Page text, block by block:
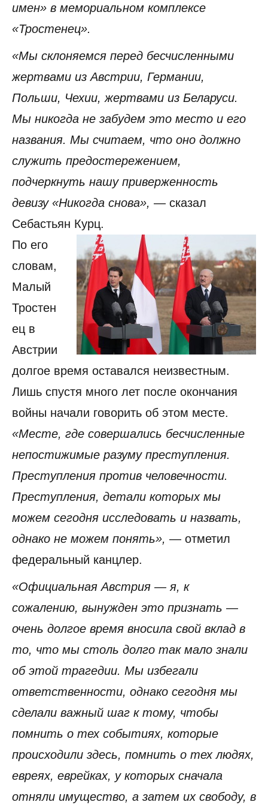
имен» в мемориальном комплексе
«Тростенец».
«Мы склоняемся перед бесчисленными
жертвами из Австрии, Германии,
Польши, Чехии, жертвами из Беларуси.
Мы никогда не забудем это место и его
названия. Мы считаем, что оно должно
служить предостережением,
подчеркнуть нашу приверженность
девизу «Никогда снова», — сказал
Себастьян Курц.
По его
словам,
Малый
Тростен
ец в
Австрии
долгое время оставался неизвестным.
Лишь спустя много лет после окончания
войны начали говорить об этом месте.
«Месте, где совершались бесчисленные
непостижимые разуму преступления.
Преступления против человечности.
Преступления, детали которых мы
можем сегодня исследовать и назвать,
однако не можем понять», — отметил
федеральный канцлер.
«Официальная Австрия — я, к
сожалению, вынужден это признать —
очень долгое время вносила свой вклад в
то, что мы столь долго так мало знали
об этой трагедии. Мы избегали
ответственности, однако сегодня мы
сделали важный шаг к тому, чтобы
помнить о тех событиях, которые
происходили здесь, помнить о тех людях,
евреях, еврейках, у которых сначала
отняли имущество, а затем их свободу, в